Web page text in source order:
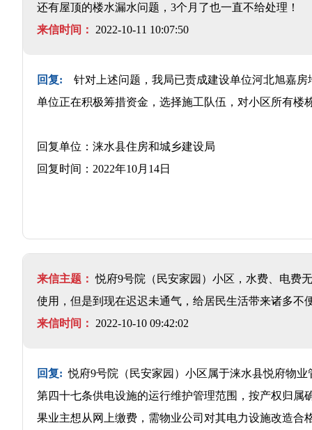
还有屋顶的楼水漏水问题，3个月了也一直不给处理！
来信时间：
2022-10-11 10:07:50
回复:
针对上述问题，我局已责成建设单位河北旭嘉
单位正在积极筹措资金，选择施工队伍，对小区所有楼
回复单位：涞水县住房和城乡建设局
回复时间：2022年10月14日
来信主题： 悦府9号院（民安家园）小区，水费、电费
使用，但是到现在迟迟未通气，给居民生活带来诸多不
来信时间：
2022-10-10 09:42:02
回复: 悦府9号院（民安家园）小区属于涞水县悦府物
第四十七条供电设施的运行维护管理范围，按产权归
果业主想从网上缴费，需物业公司对其电力设施改造